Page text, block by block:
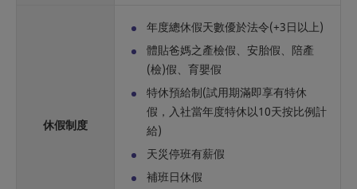
休假制度
年度總休假天數優於法令(+3日以上)
體貼爸媽之產檢假、安胎假、陪產
(檢)假、育嬰假
特休預給制(試用期滿即享有特休
假，入社當年度特休以10天按比例計
給)
天災停班有薪假
補班日休假